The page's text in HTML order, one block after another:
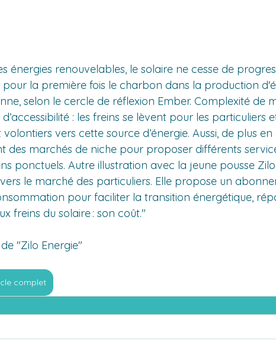
énergies renouvelables, le solaire ne cesse de
pour la première fois le charbon dans la production
selon le cercle de réflexion Ember. Complexité de
: les freins se lèvent pour les particuliers
vers cette source d’énergie. Aussi, de plus
des marchés de niche pour proposer différents
ponctuels. Autre illustration avec la jeune pousse Zilo
le marché des particuliers. Elle propose un
pour faciliter la transition énergétique,
freins du solaire : son coût."
"Zilo Energie"
complet